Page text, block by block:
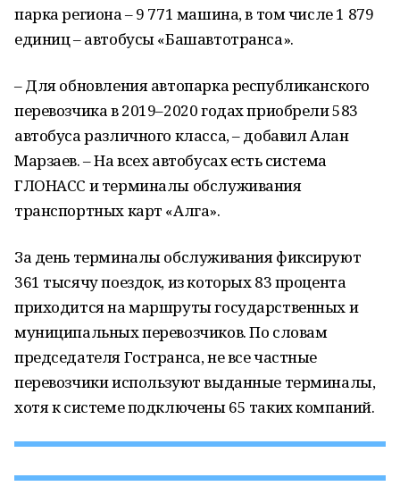
парка региона – 9 771 машина, в том числе 1 879
единиц – автобусы «Башавтотранса».
– Для обновления автопарка республиканского
перевозчика в 2019–2020 годах приобрели 583
автобуса различного класса, – добавил Алан
Марзаев. – На всех автобусах есть система
ГЛОНАСС и терминалы обслуживания
транспортных карт «Алга».
За день терминалы обслуживания фиксируют
361 тысячу поездок, из которых 83 процента
приходится на маршруты государственных и
муниципальных перевозчиков. По словам
председателя Гостранса, не все частные
перевозчики используют выданные терминалы,
хотя к системе подключены 65 таких компаний.